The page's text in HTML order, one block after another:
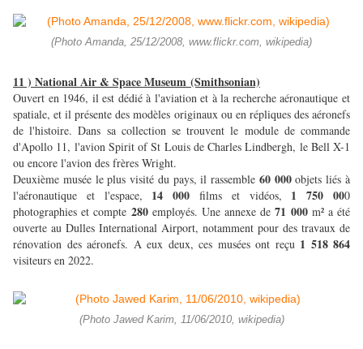
(Photo Amanda, 25/12/2008, www.flickr.com, wikipedia)
11 ) National Air & Space Museum (Smithsonian)
Ouvert en 1946, il est dédié à l'aviation et à la recherche aéronautique et
spatiale, et il présente des modèles originaux ou en répliques des aéronefs
de l'histoire. Dans sa collection se trouvent le module de commande
d'Apollo 11, l'avion Spirit of St Louis de Charles Lindbergh, le Bell X-1
ou encore l'avion des frères Wright.
Deuxième musée le plus visité du pays, il rassemble 60 000objets liés à
l'aéronautique et l'espace, 14 000 films et vidéos, 1 750 000
photographies et compte 280 employés. Une annexe de71 000m² a été
ouverte au Dulles International Airport, notamment pour des travaux de
rénovation des aéronefs. A eux deux, ces musées ont reçu 1 518 864
visiteurs en 2022.
(Photo Jawed Karim, 11/06/2010, wikipedia)